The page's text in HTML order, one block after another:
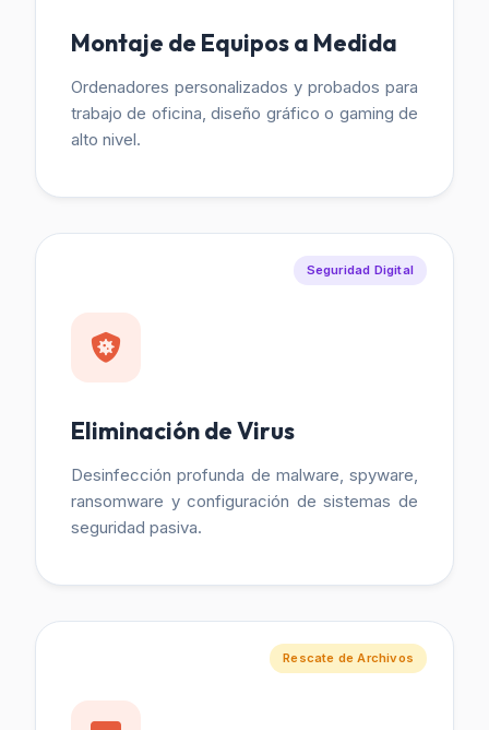
Montaje de Equipos a Medida
Ordenadores personalizados y probados para
trabajo de oficina, diseño gráfico o gaming de
alto nivel.
Seguridad Digital
Eliminación de Virus
Desinfección profunda de malware, spyware,
ransomware y configuración de sistemas de
seguridad pasiva.
Rescate de Archivos